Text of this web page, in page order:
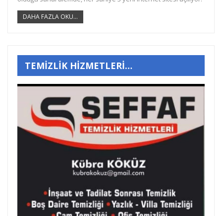
DAHA FAZLA OKU...
TEMİZLİK HİZMETLERİ…